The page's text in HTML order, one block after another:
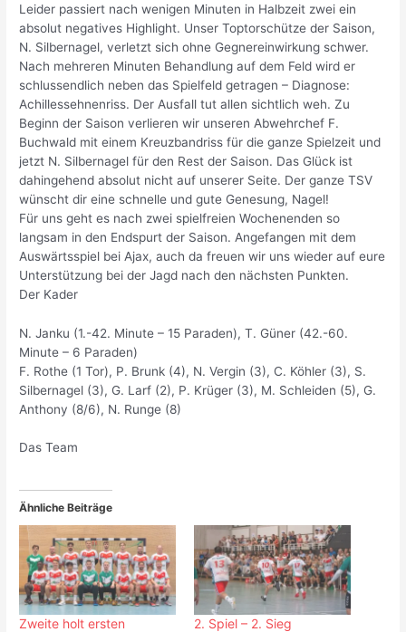
Leider passiert nach wenigen Minuten in Halbzeit zwei ein
absolut negatives Highlight. Unser Toptorschütze der Saison,
N. Silbernagel, verletzt sich ohne Gegnereinwirkung schwer.
Nach mehreren Minuten Behandlung auf dem Feld wird er
schlussendlich neben das Spielfeld getragen – Diagnose:
Achillessehnenriss. Der Ausfall tut allen sichtlich weh. Zu
Beginn der Saison verlieren wir unseren Abwehrchef F.
Buchwald mit einem Kreuzbandriss für die ganze Spielzeit und
jetzt N. Silbernagel für den Rest der Saison. Das Glück ist
dahingehend absolut nicht auf unserer Seite. Der ganze TSV
wünscht dir eine schnelle und gute Genesung, Nagel!
Für uns geht es nach zwei spielfreien Wochenenden so
langsam in den Endspurt der Saison. Angefangen mit dem
Auswärtsspiel bei Ajax, auch da freuen wir uns wieder auf eure
Unterstützung bei der Jagd nach den nächsten Punkten.
Der Kader
N. Janku (1.-42. Minute – 15 Paraden), T. Güner (42.-60.
Minute – 6 Paraden)
F. Rothe (1 Tor), P. Brunk (4), N. Vergin (3), C. Köhler (3), S.
Silbernagel (3), G. Larf (2), P. Krüger (3), M. Schleiden (5), G.
Anthony (8/6), N. Runge (8)
Das Team
Ähnliche Beiträge
Zweite holt ersten
2. Spiel – 2. Sieg